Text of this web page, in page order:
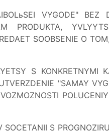
VYGODE" BEZ
PRODUKTA,
SOOBSENIE O
S KONKRETNYMI
"SAMAY
S